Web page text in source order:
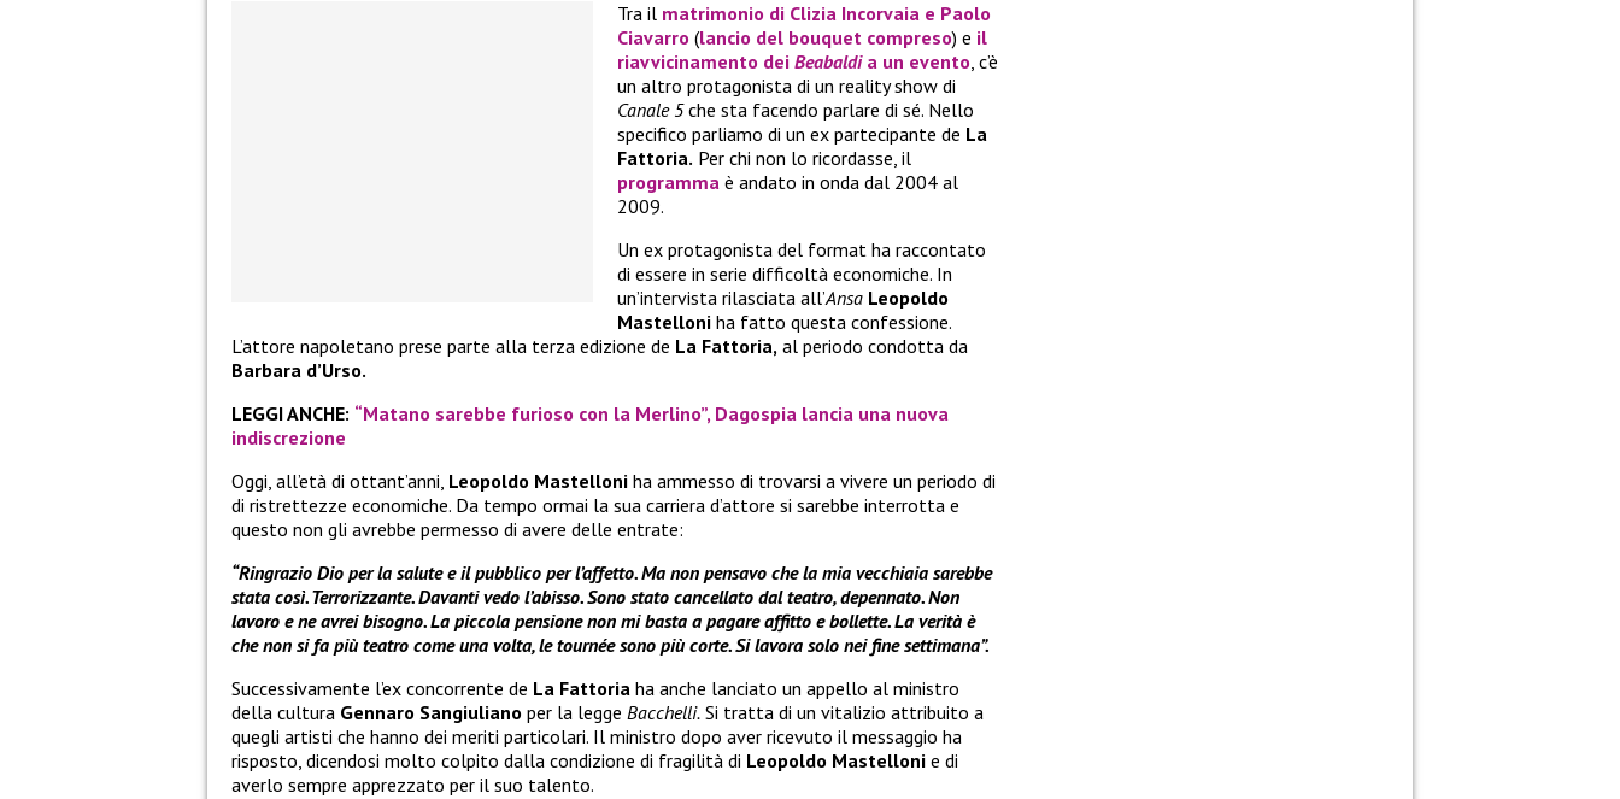
Tra il matrimonio di Clizia Incorvaia e Paolo
Ciavarro (lancio del bouquet compreso) e il
riavvicinamento dei Beabaldia un evento, c’è
un altro protagonista di un reality show di
Canale 5che sta facendo parlare di sé. Nello
specifico parliamo di un ex partecipante de La
Fattoria. Per chi non lo ricordasse, il
programma è andato in onda dal 2004 al
2009.
Un ex protagonista del format ha raccontato
di essere in serie difficoltà economiche. In
un’intervista rilasciata all’Ansa Leopoldo
Mastelloni ha fatto questa confessione.
L’attore napoletano prese parte alla terza edizione de La Fattoria, al periodo condotta da
Barbara d’Urso.
LEGGI ANCHE: “Matano sarebbe furioso con la Merlino”, Dagospia lancia una nuova
indiscrezione
Oggi, all’età di ottant’anni, Leopoldo Mastelloni ha ammesso di trovarsi a vivere un periodo di
di ristrettezze economiche. Da tempo ormai la sua carriera d’attore si sarebbe interrotta e
questo non gli avrebbe permesso di avere delle entrate:
“Ringrazio Dio per la salute e il pubblico per l’affetto. Ma non pensavo che la mia vecchiaia sarebbe
stata così. Terrorizzante. Davanti vedo l’abisso. Sono stato cancellato dal teatro, depennato. Non
lavoro e ne avrei bisogno. La piccola pensione non mi basta a pagare affitto e bollette. La verità è
che non si fa più teatro come una volta, le tournée sono più corte. Si lavora solo nei fine settimana”.
Successivamente l’ex concorrente de La Fattoria ha anche lanciato un appello al ministro
della cultura Gennaro Sangiuliano per la legge Bacchelli. Si tratta di un vitalizio attribuito a
quegli artisti che hanno dei meriti particolari. Il ministro dopo aver ricevuto il messaggio ha
risposto, dicendosi molto colpito dalla condizione di fragilità di Leopoldo Mastelloni e di
averlo sempre apprezzato per il suo talento.